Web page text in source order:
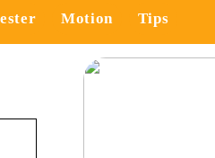
Motion Tips